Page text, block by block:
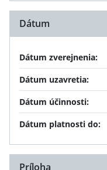
Dátum
Dátum zverejnenia:
Dátum uzavretia:
Dátum účinnosti:
Dátum platnosti do:
Príloha